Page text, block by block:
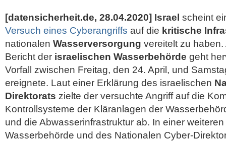
[datensicherheit.de, 28.04.2020] Israel scheint
Versuch eines Cyberangriffs auf die kritische
nationalen Wasserversorgung vereitelt zu
Bericht der israelischen Wasserbehörde geht
Vorfall zwischen Freitag, den 24. April, und
ereignete. Laut einer Erklärung des israelischen
Direktorats zielte der versuchte Angriff auf die
Kontrollsysteme der Kläranlagen der
und die Abwasserinfrastruktur ab. In einer
Wasserbehörde und des Nationalen Cyber-